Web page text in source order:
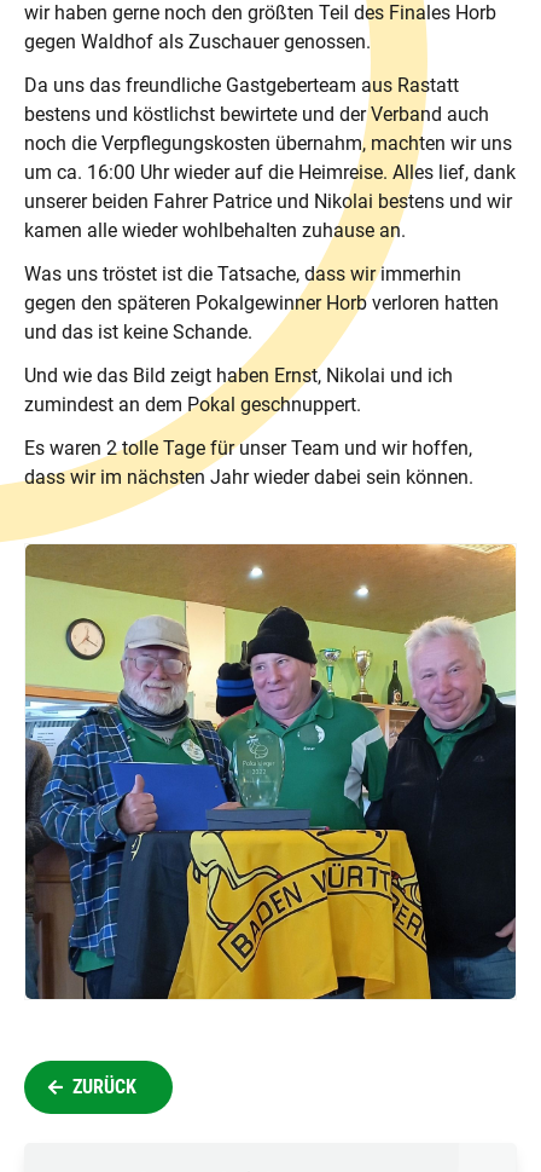
wir haben gerne noch den größten Teil des Finales Horb
gegen Waldhof als Zuschauer genossen.
Da uns das freundliche Gastgeberteam aus Rastatt
bestens und köstlichst bewirtete und der Verband auch
noch die Verpflegungskosten übernahm, machten wir uns
um ca. 16:00 Uhr wieder auf die Heimreise. Alles lief, dank
unserer beiden Fahrer Patrice und Nikolai bestens und wir
kamen alle wieder wohlbehalten zuhause an.
Was uns tröstet ist die Tatsache, dass wir immerhin
gegen den späteren Pokalgewinner Horb verloren hatten
und das ist keine Schande.
Und wie das Bild zeigt haben Ernst, Nikolai und ich
zumindest an dem Pokal geschnuppert.
Es waren 2 tolle Tage für unser Team und wir hoffen,
dass wir im nächsten Jahr wieder dabei sein können.
ZURÜCK